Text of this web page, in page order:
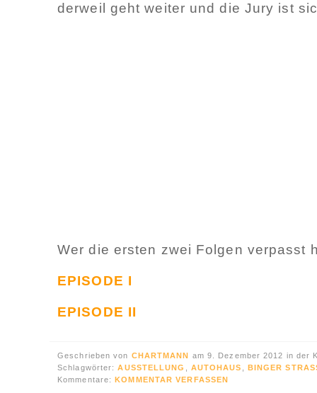
derweil geht weiter und die Jury ist
Wer die ersten zwei Folgen verpasst
EPISODE I
EPISODE II
Geschrieben von CHARTMANN am 9. Dezember 2012 in der
Schlagwörter:AUSSTELLUNG AUTOHAUS
BINGER
Kommentare:KOMMENTAR VERFASSEN